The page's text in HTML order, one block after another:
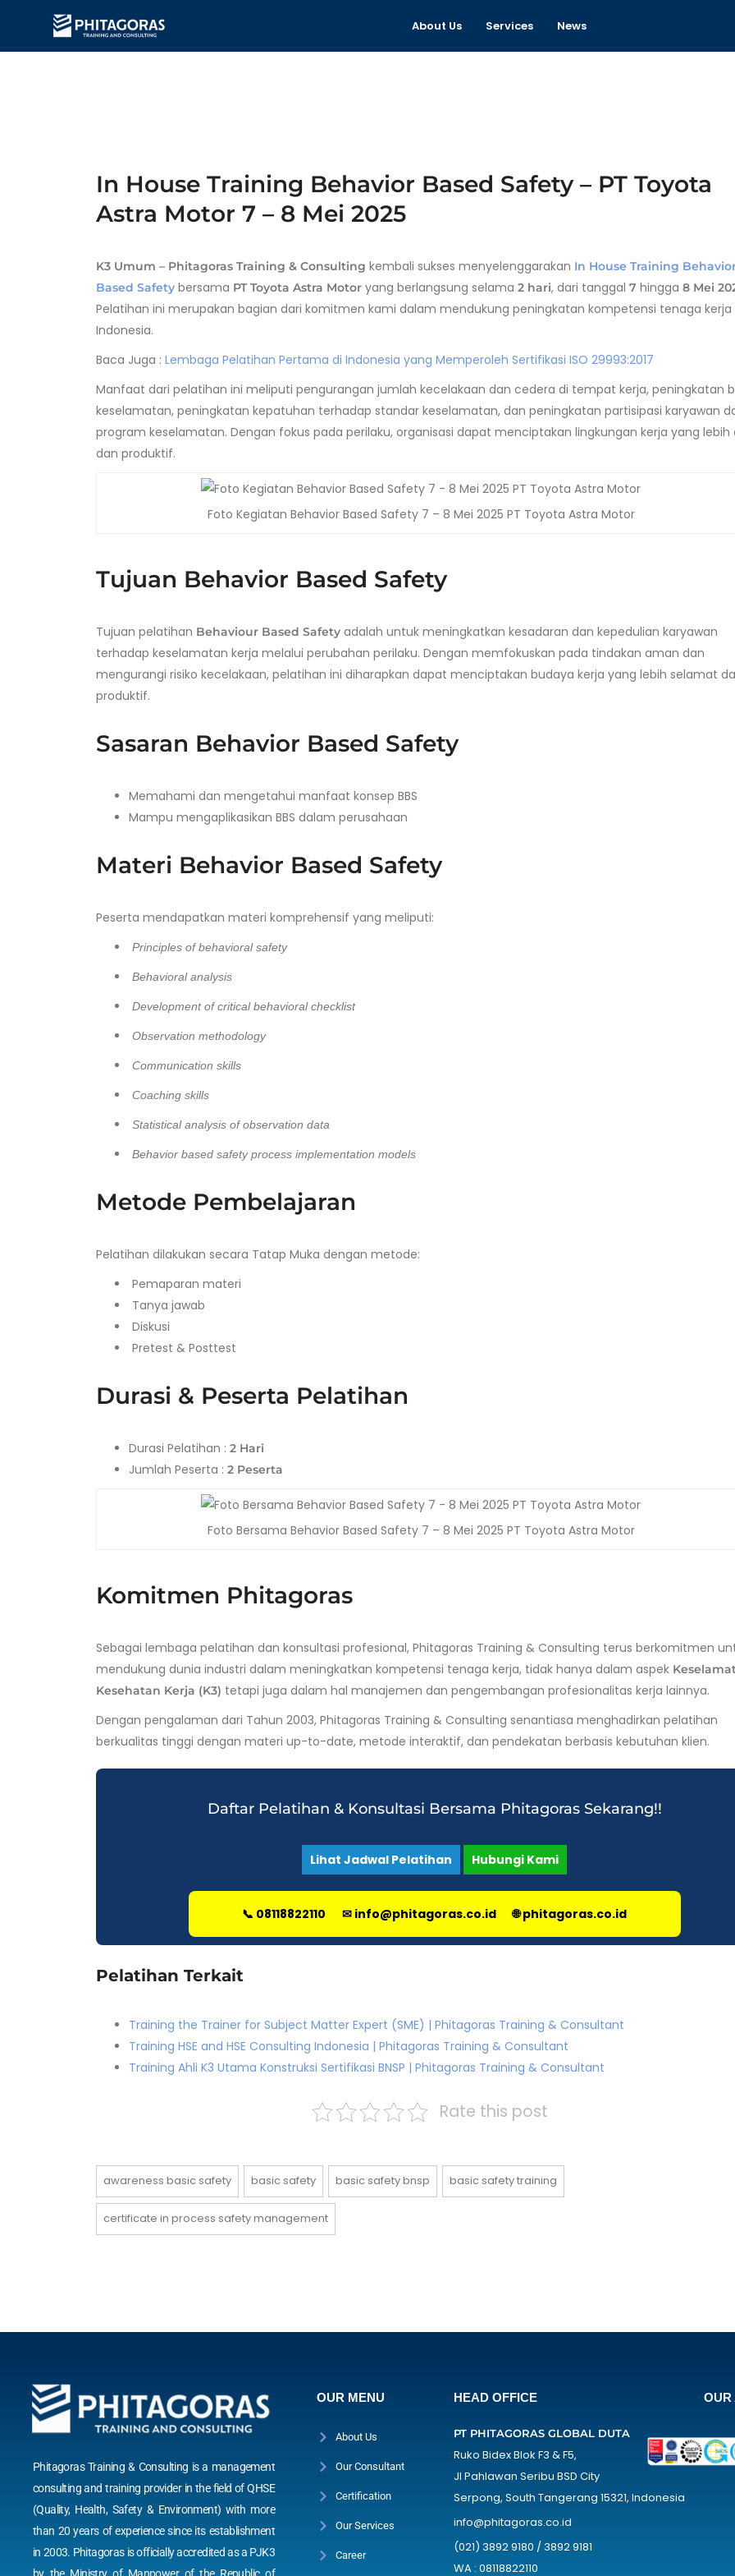
About Us Services News
In House Training Behavior Based Safety – PT Toyota
Astra Motor 7 – 8 Mei 2025
K3 Umum – Phitagoras Training & Consulting kembali sukses menyelenggarakan In House Training
Based Safety bersama PT Toyota Astra Motor yang berlangsung selama 2 hari, dari tanggal 7 hingga 8 Mei
Pelatihan ini merupakan bagian dari komitmen kami dalam mendukung peningkatan kompetensi tenaga kerja
Indonesia.
Baca Juga : Lembaga Pelatihan Pertama di Indonesia yang Memperoleh Sertifikasi ISO 29993:2017
Manfaat dari pelatihan ini meliputi pengurangan jumlah kecelakaan dan cedera di tempat kerja, peningkatan
keselamatan, peningkatan kepatuhan terhadap standar keselamatan, dan peningkatan partisipasi karyawan
program keselamatan. Dengan fokus pada perilaku, organisasi dapat menciptakan lingkungan kerja yang lebih
dan produktif.
Foto Kegiatan Behavior Based Safety 7 – 8 Mei 2025 PT Toyota Astra Motor
Tujuan Behavior Based Safety
Tujuan pelatihan Behaviour Based Safety adalah untuk meningkatkan kesadaran dan kepedulian karyawan
terhadap keselamatan kerja melalui perubahan perilaku. Dengan memfokuskan pada tindakan aman dan
mengurangi risiko kecelakaan, pelatihan ini diharapkan dapat menciptakan budaya kerja yang lebih selamat
produktif.
Sasaran Behavior Based Safety
Memahami dan mengetahui manfaat konsep BBS
Mampu mengaplikasikan BBS dalam perusahaan
Materi Behavior Based Safety
Peserta mendapatkan materi komprehensif yang meliputi:
Principles of behavioral safety
Behavioral analysis
Development of critical behavioral checklist
Observation methodology
Communication skills
Coaching skills
Statistical analysis of observation data
Behavior based safety process implementation models
Metode Pembelajaran
Pelatihan dilakukan secara Tatap Muka dengan metode:
Pemaparan materi
Tanya jawab
Diskusi
Pretest & Posttest
Durasi & Peserta Pelatihan
Durasi Pelatihan : 2 Hari
Jumlah Peserta : 2 Peserta
Foto Bersama Behavior Based Safety 7 – 8 Mei 2025 PT Toyota Astra Motor
Komitmen Phitagoras
Sebagai lembaga pelatihan dan konsultasi profesional, Phitagoras Training & Consulting terus berkomitmen
mendukung dunia industri dalam meningkatkan kompetensi tenaga kerja, tidak hanya dalam aspek
Kesehatan Kerja (K3) tetapi juga dalam hal manajemen dan pengembangan profesionalitas kerja lainnya.
Dengan pengalaman dari Tahun 2003, Phitagoras Training & Consulting senantiasa menghadirkan pelatihan
berkualitas tinggi dengan materi up-to-date, metode interaktif, dan pendekatan berbasis kebutuhan klien.
Daftar Pelatihan & Konsultasi Bersama Phitagoras Sekarang!!
Lihat Jadwal Pelatihan Hubungi Kami
📞 08118822110 ✉ info@phitagoras.co.id 🌐 phitagoras.co.id
Pelatihan Terkait
Training the Trainer for Subject Matter Expert (SME) | Phitagoras Training & Consultant
Training HSE and HSE Consulting Indonesia | Phitagoras Training & Consultant
Training Ahli K3 Utama Konstruksi Sertifikasi BNSP | Phitagoras Training & Consultant
Rate this post
awareness basic safety basic safety basic safety bnsp basic safety training
certificate in process safety management
Phitagoras Training & Consulting is a management
consulting and training provider in the field of QHSE
(Quality, Health, Safety & Environment) with more
than 20 years of experience since its establishment
in 2003. Phitagoras is officially accredited as a PJK3
OUR MENU
About Us
Our Consultant
Certification
Our Services
Career
HEAD OFFICE
PT PHITAGORAS GLOBAL DUTA
Ruko Bidex Blok F3 & F5,
Jl Pahlawan Seribu BSD City
Serpong, South Tangerang 15321, Indonesia
info@phitagoras.co.id
(021) 3892 9180 / 3892 9181
WA : 08118822110
OUR